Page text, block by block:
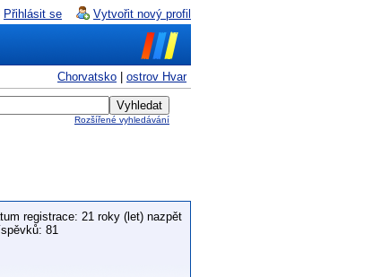
Přihlásit se Vytvořit nový profil
Chorvatsko ostrov Hvar
Rozšířené vyhledávání
registrace: 21 roky (let) nazpět
81